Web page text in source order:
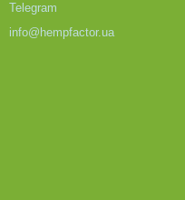
Telegram
info@hempfactor.ua